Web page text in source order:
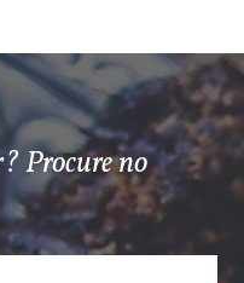
Procure no